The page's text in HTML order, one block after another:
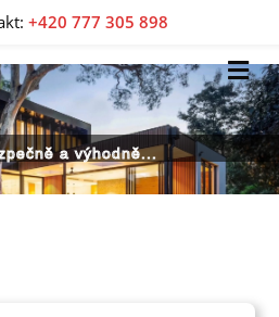
a výhodně...
+420 777 305 898